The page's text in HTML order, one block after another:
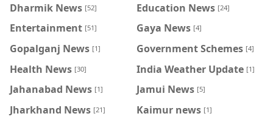
Dharmik News [52] Education News [24]
Entertainment [51] Gaya News [4]
Gopalganj News [1] Government Schemes [4]
Health News [30] India Weather Update [1]
Jahanabad News [1] Jamui News [5]
Jharkhand News [21] Kaimur news [1]